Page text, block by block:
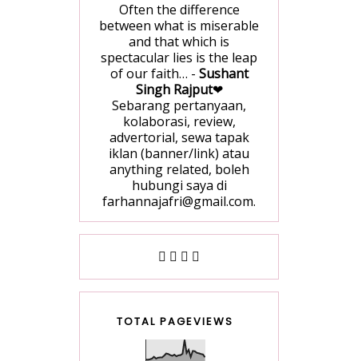
Often the difference
between what is miserable
and that which is
spectacular lies is the leap
of our faith… - Sushant
Singh Rajput❤
Sebarang pertanyaan,
kolaborasi, review,
advertorial, sewa tapak
iklan (banner/link) atau
anything related, boleh
hubungi saya di
farhannajafri@gmail.com.
TOTAL PAGEVIEWS